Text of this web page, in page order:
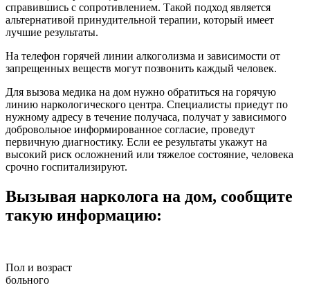
справившись с сопротивлением. Такой подход является
альтернативой принудительной терапии, который имеет
лучшие результаты.
На телефон горячей линии алкоголизма и зависимости от
запрещенных веществ могут позвонить каждый человек.
Для вызова медика на дом нужно обратиться на горячую
линию наркологического центра. Специалисты приедут по
нужному адресу в течение получаса, получат у зависимого
добровольное информированное согласие, проведут
первичную диагностику. Если ее результаты укажут на
высокий риск осложнений или тяжелое состояние, человека
срочно госпитализируют.
Вызывая нарколога на дом, сообщите
такую информацию:
Пол и возраст
больного